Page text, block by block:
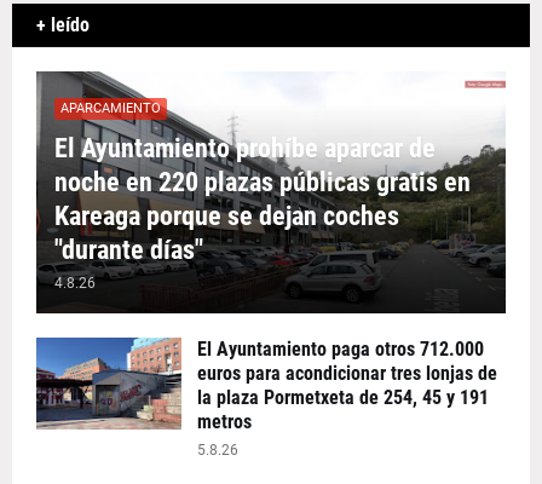
+ leído
APARCAMIENTO
El Ayuntamiento prohíbe aparcar de
noche en 220 plazas públicas gratis en
Kareaga porque se dejan coches
"durante días"
4.8.26
El Ayuntamiento paga otros 712.000
euros para acondicionar tres lonjas de
la plaza Pormetxeta de 254, 45 y 191
metros
5.8.26